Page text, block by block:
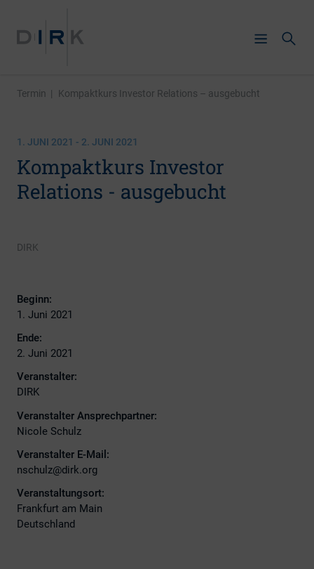
Termin | Kompaktkurs Investor Relations – ausgebucht
1. JUNI 2021 - 2. JUNI 2021
Kompaktkurs Investor
Relations - ausgebucht
DIRK
Beginn:
1. Juni 2021
Ende:
2. Juni 2021
Veranstalter:
DIRK
Veranstalter Ansprechpartner:
Nicole Schulz
Veranstalter E-Mail:
nschulz@dirk.org
Veranstaltungsort:
Frankfurt am Main
Deutschland